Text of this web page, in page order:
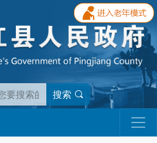
搜索